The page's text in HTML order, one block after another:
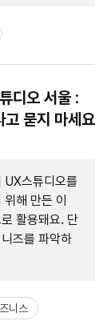
디오 서울 :
고 묻지 마세요
스튜디오를
해 만든 이
활용돼요. 단
즈를 파악하
니스